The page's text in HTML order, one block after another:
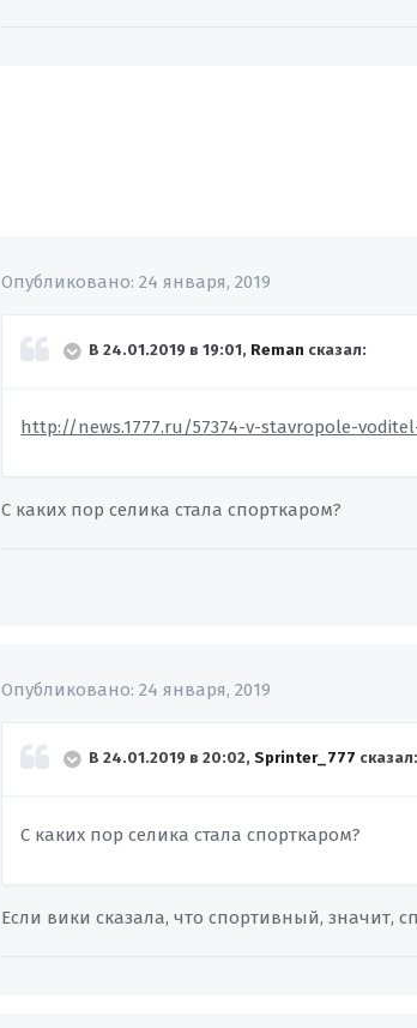
Опубликовано:24 января, 2019
В 24.01.2019 в 19:01, Reman сказал:
http://news.1777.ru/57374-v-stavropole-
С каких пор селика стала спорткаром?
Опубликовано:24 января, 2019
В 24.01.2019 в 20:02,Sprinter_777 сказал:
С каких пор селика стала спорткаром?
Если вики сказала, что спортивный, значит,